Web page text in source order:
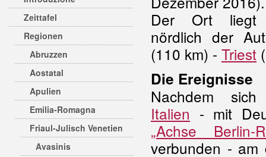
Zeittafel
Regionen
Abruzzen
Aostatal
Apulien
Emilia-Romagna
Friaul-Julisch Venetien
Avasinis
Der Ort liegt
nördlich der
(110 km) - Triest
Die Ereignisse
Nachdem
Italien - mit
„Achse Berlin-
verbunden - am